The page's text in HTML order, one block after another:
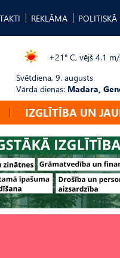
REKLĀMA
+21° C, vējš 4.1
Svētdiena, 9. augusts
Vārda dienas: Madara,
IZGLĪTĪBA UN